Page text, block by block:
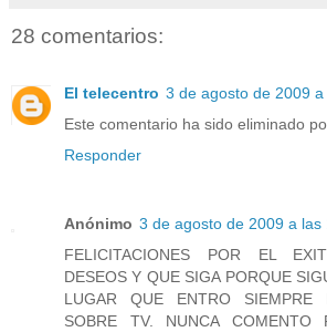
28 comentarios:
El telecentro 3 de agosto de 2009 a
Este comentario ha sido eliminado
Responder
Anónimo 3 de agosto de 2009 a las
FELICITACIONES POR EL
DESEOS Y QUE SIGA PORQUE
LUGAR QUE ENTRO SIEMPRE
SOBRE TV. NUNCA COMENTO